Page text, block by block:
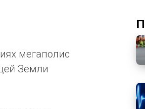
мегаполис
Земли